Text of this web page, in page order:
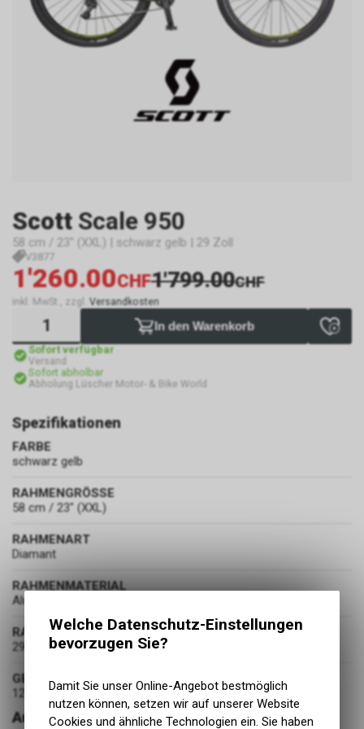
Scott Scale 950
58 cm / 23" (XXL) | schwarz gelb | 29 Zoll
V3877
1'260.00CHF1'799.00CHF
inkl. MwSt., zzgl. Versandkosten
In den Warenkorb
Sofort verfügbar
Versand
Sofort abholbar
Abholung Lüscher Motor- & Bike World
Spezifikationen
FARBE
schwarz gelb
RAHMENGRÖSSE
58 cm / 23" (XXL)
RAHMENART
Diamant
RAHMENMATERIAL
Aluminium
RADDURCHMESSER
29 Zoll
GEWICHT
12.6 kg
Ausstattung
Welche Datenschutz-Einstellungen
bevorzugen Sie?
Damit Sie unser Online-Angebot bestmöglich
nutzen können, setzen wir auf unserer Website
Cookies und ähnliche Technologien ein. Sie haben